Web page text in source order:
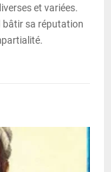
et variées.
bâtir sa réputation